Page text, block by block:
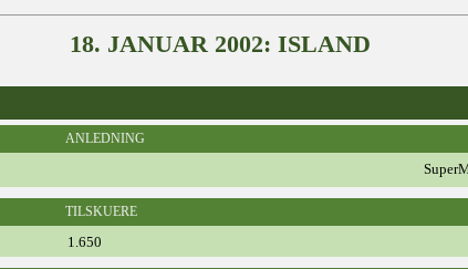
18. JANUAR 2002: ISLAND
ANLEDNING
TILSKUERE
1.650